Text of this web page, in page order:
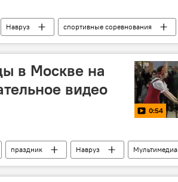
Навруз спортивные соревнования
в Москве на
видео
0:54
праздник Навруз Мультимедиа